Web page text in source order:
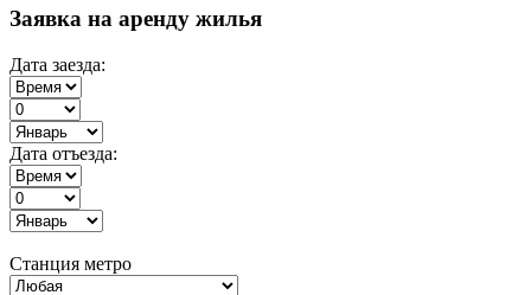
Заявка на аренду жилья
Дата заезда:
Дата отъезда:
Станция метро